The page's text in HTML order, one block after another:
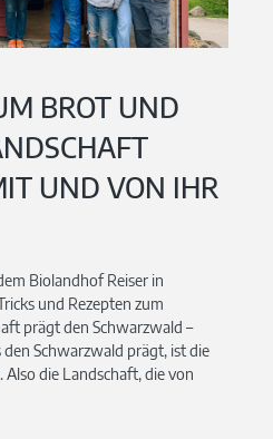
BROT UND
UND VON IHR
Biolandhof Reiser in
und Rezepten zum
prägt den Schwarzwald –
Schwarzwald prägt, ist die
die Landschaft, die von